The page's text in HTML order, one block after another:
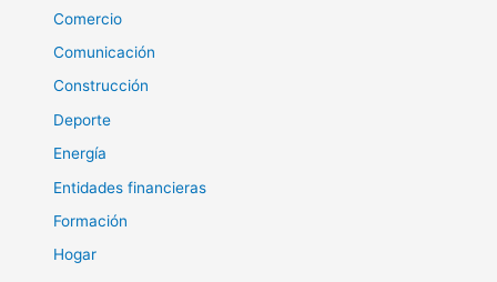
Comercio
Comunicación
Construcción
Deporte
Energía
Entidades financieras
Formación
Hogar